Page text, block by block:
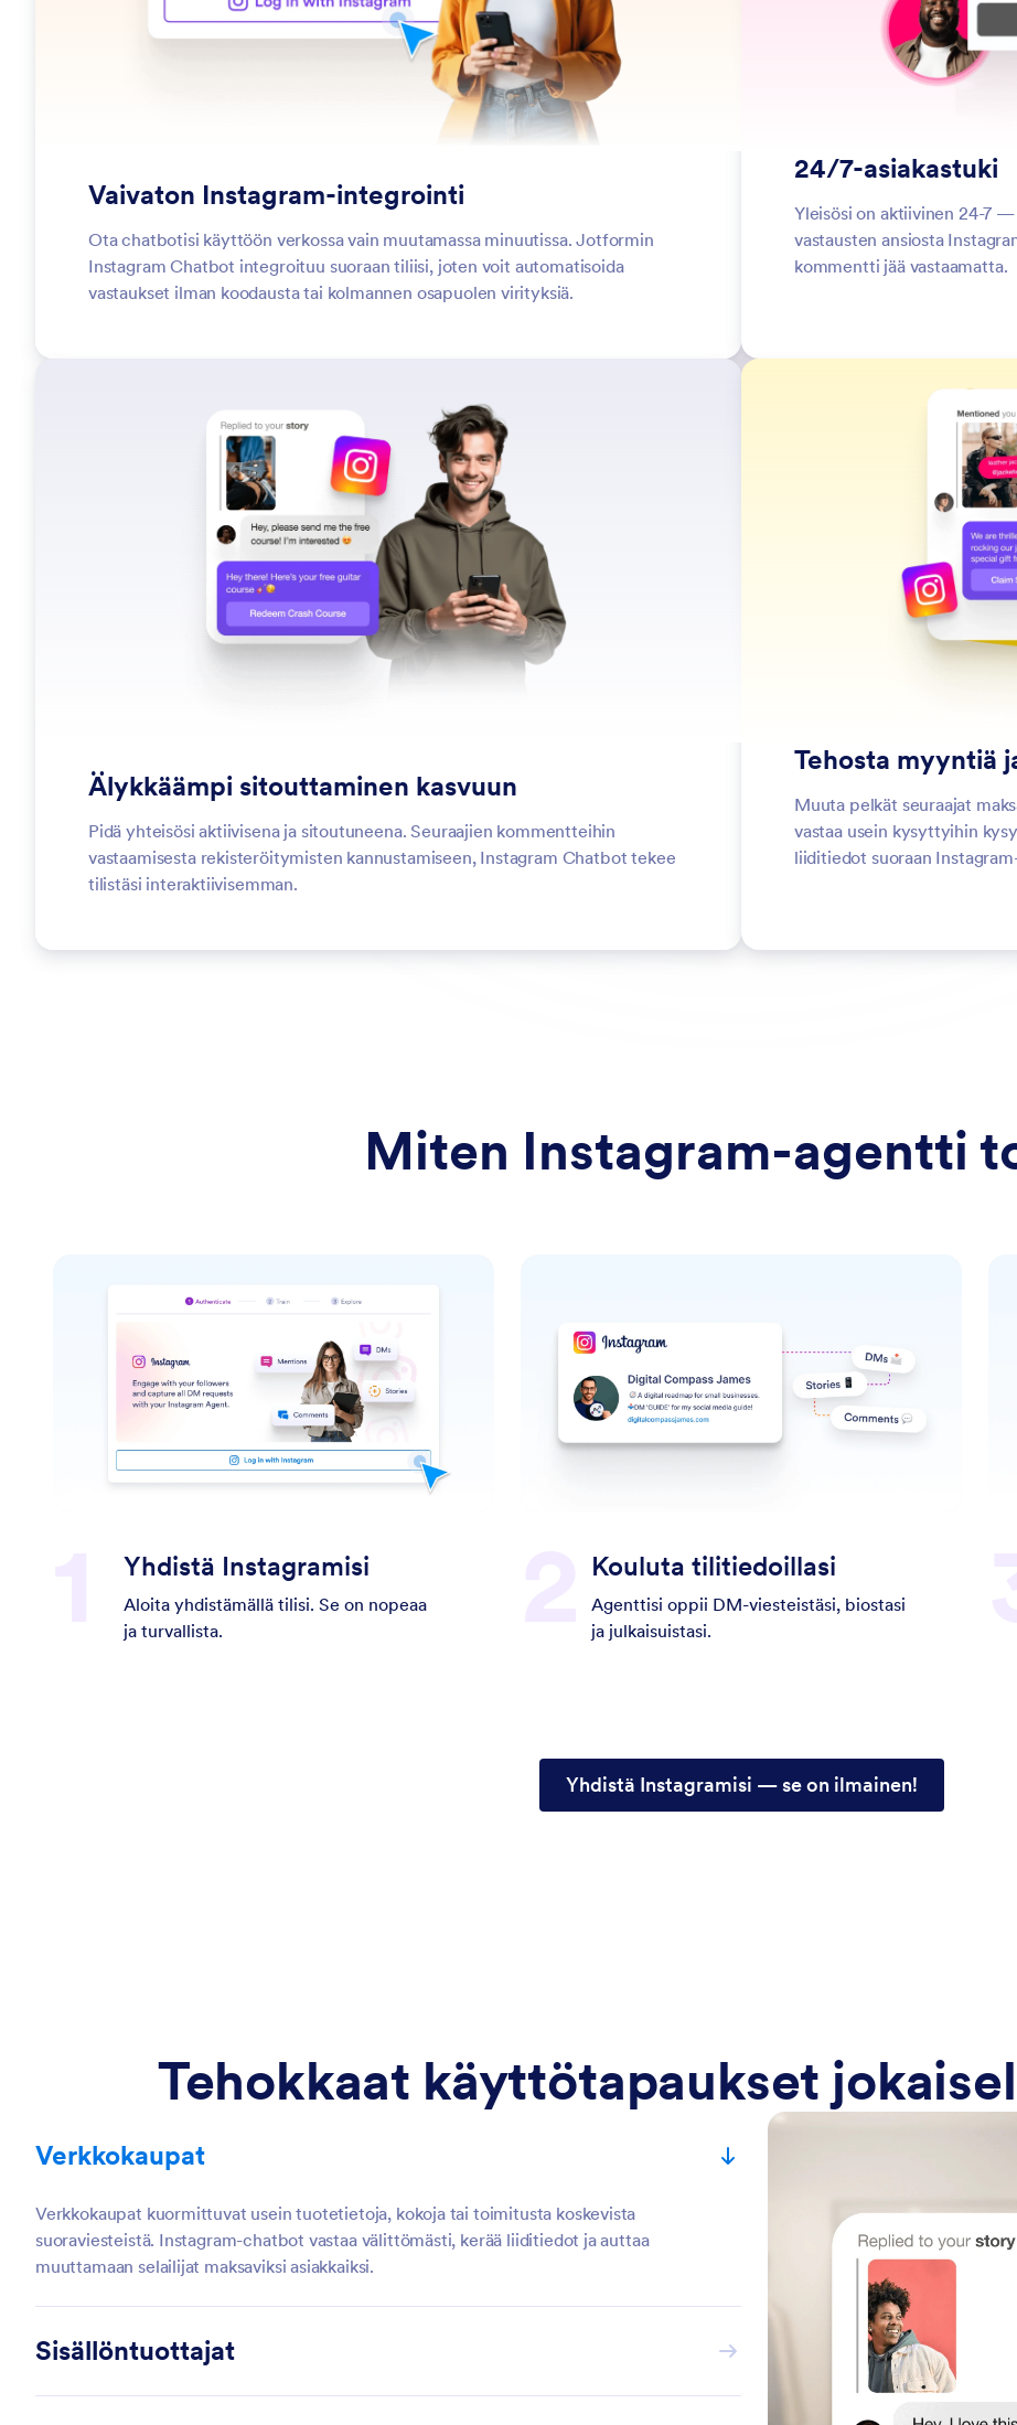
Vaivaton Instagram-integrointi
Ota chatbotisi käyttöön verkossa vain muutamassa minuutissa. Jotformin
Instagram Chatbot integroituu suoraan tiliisi, joten voit automatisoida
vastaukset ilman koodausta tai kolmannen osapuolen virityksiä.
24/7-asiakastuki
Yleisösi on aktiivinen 24-7
vastausten ansiosta
kommentti jää vastaamatta.
Älykkäämpi sitouttaminen kasvuun
Pidä yhteisösi aktiivisena ja sitoutuneena. Seuraajien kommentteihin
vastaamisesta rekisteröitymisten kannustamiseen, Instagram Chatbot tekee
tilistäsi interaktiivisemman.
Tehosta myyntiä
Muuta pelkät seuraajat
vastaa usein kysyttyihin
liiditiedot suoraan
Miten Instagram-agentti
Yhdistä Instagramisi
Aloita yhdistämällä tilisi. Se on nopeaa
ja turvallista.
Kouluta tilitiedoillasi
Agenttisi oppii DM-viesteistäsi, biostasi
ja julkaisuistasi.
Yhdistä Instagramisi — se on ilmainen!
Tehokkaat käyttötapaukset
Verkkokaupat
Verkkokaupat kuormittuvat usein tuotetietoja, kokoja tai toimitusta koskevista
suoraviesteistä. Instagram-chatbot vastaa välittömästi, kerää liiditiedot ja auttaa
muuttamaan selailijat maksaviksi asiakkaiksi.
Sisällöntuottajat